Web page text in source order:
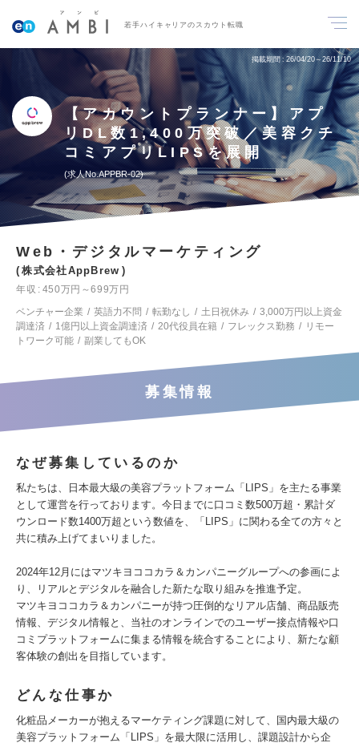
若手ハイキャリアのスカウト転職
掲載期間 26/04/20～26/11/10
【アカウントプランナー】アプ
リDL数1,400万突破／美容クチ
コミアプリLIPSを展開
求人No.APPBR-02
Web・デジタルマーケティング
株式会社AppBrew
年収
450万円～699万円
ベンチャー企業
英語力不問 転勤なし 土日祝休み
3,000万円以上資金
調達済
1億円以上資金調達済 20代役員在籍 フレックス勤務
リモー
トワーク可能
副業してもOK
募集情報
なぜ募集しているのか
私たちは、日本最大級の美容プラットフォーム「LIPS」を主たる事業
として運営を行っております。今日までに口コミ数500万超・累計ダ
ウンロード数1400万超という数値を、「LIPS」に関わる全ての方々と
共に積み上げてまいりました。
2024年12月にはマツキヨココカラ＆カンパニーグループへの参画によ
り、リアルとデジタルを融合した新たな取り組みを推進予定。
マツキヨココカラ＆カンパニーが持つ圧倒的なリアル店舗、商品販売
情報、デジタル情報と、当社のオンラインでのユーザー接点情報や口
コミプラットフォームに集まる情報を統合することにより、新たな顧
客体験の創出を目指しています。
どんな仕事か
化粧品メーカーが抱えるマーケティング課題に対して、国内最大級の
美容プラットフォーム「LIPS」を最大限に活用し、課題設計から企